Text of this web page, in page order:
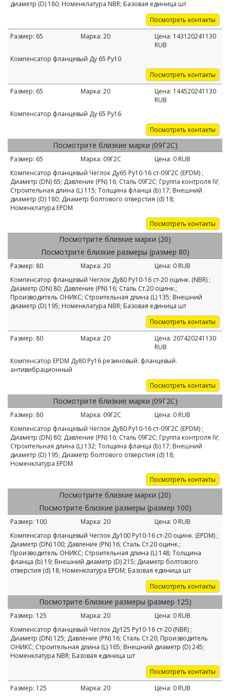
диаметр (D) 180; Номенклатура NBR; Базовая единица шт
Посмотреть контакты
Размер: 65 Марка: 20 Цена: 143120241130
RUB
Компенсатор фланцевый Ду 65 Ру10
Посмотреть контакты
Размер: 65 Марка: 20 Цена: 144520241130
RUB
Компенсатор фланцевый Ду 65 Ру16
Посмотреть контакты
Посмотрите близкие марки (09Г2С)
Размер: 65 Марка: 09Г2С Цена: 0 RUB
Компенсатор фланцевый Чеглок Ду65 Ру10-16 ст-09Г2С (EPDM) ;
Диаметр (DN) 65; Давление (PN) 16; Сталь 09Г2С; Группа контроля IV;
Строительная длина (L) 115; Толщина фланца (b) 17; Внешний
диаметр (D) 180; Диаметр болтового отверстия (d) 18;
Номенклатура EPDM
Посмотреть контакты
Посмотрите близкие марки (20)
Посмотрите близкие размеры (размер 80)
Размер: 80 Марка: 20 Цена: 0 RUB
Компенсатор фланцевый Чеглок Ду80 Ру10-16 ст-20 оцинк. (NBR) ;
Диаметр (DN) 80; Давление (PN) 16; Сталь Ст.20 оцинк.;
Производитель ОНИКС; Строительная длина (L) 135; Внешний
диаметр (D) 195; Номенклатура NBR; Базовая единица шт
Посмотреть контакты
Размер: 80 Марка: 20 Цена: 207420241130
RUB
Компенсатор EPDM Ду80 Ру16 резиновый. фланцевый.
антивибрационный
Посмотреть контакты
Посмотрите близкие марки (09Г2С)
Размер: 80 Марка: 09Г2С Цена: 0 RUB
Компенсатор фланцевый Чеглок Ду80 Ру10-16 ст-09Г2С (EPDM) ;
Диаметр (DN) 80; Давление (PN) 16; Сталь 09Г2С; Группа контроля IV;
Строительная длина (L) 132; Толщина фланца (b) 17; Внешний
диаметр (D) 195; Диаметр болтового отверстия (d) 18;
Номенклатура EPDM
Посмотреть контакты
Посмотрите близкие марки (20)
Посмотрите близкие размеры (размер 100)
Размер: 100 Марка: 20 Цена: 0 RUB
Компенсатор фланцевый Чеглок Ду100 Ру10-16 ст-20 оцинк. (EPDM) ;
Диаметр (DN) 100; Давление (PN) 16; Сталь Ст.20 оцинк.;
Производитель ОНИКС; Строительная длина (L) 148; Толщина
фланца (b) 19; Внешний диаметр (D) 215; Диаметр болтового
отверстия (d) 18; Номенклатура EPDM; Базовая единица шт
Посмотреть контакты
Посмотрите близкие размеры (размер 125)
Размер: 125 Марка: 20 Цена: 0 RUB
Компенсатор фланцевый Чеглок Ду125 Ру10-16 ст-20 (NBR) ;
Диаметр (DN) 125; Давление (PN) 16; Сталь Ст.20; Производитель
ОНИКС; Строительная длина (L) 165; Внешний диаметр (D) 245;
Номенклатура NBR; Базовая единица шт
Посмотреть контакты
Размер: 125 Марка: 20 Цена: 0 RUB